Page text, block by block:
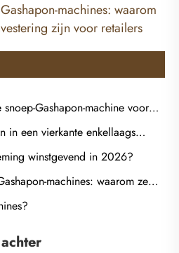
machines: waarom
zijn voor retailers
Gashapon-machine voor
in een vierkante enkellaags
bedrijf?
winstgevend in 2026?
machines: waarom ze
zijn voor retailers